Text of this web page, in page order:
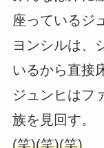
座っているジ
ヨンシルは、
いるから直接
ジュンヒはフ
族を見回す。
(笑)(笑)(笑)